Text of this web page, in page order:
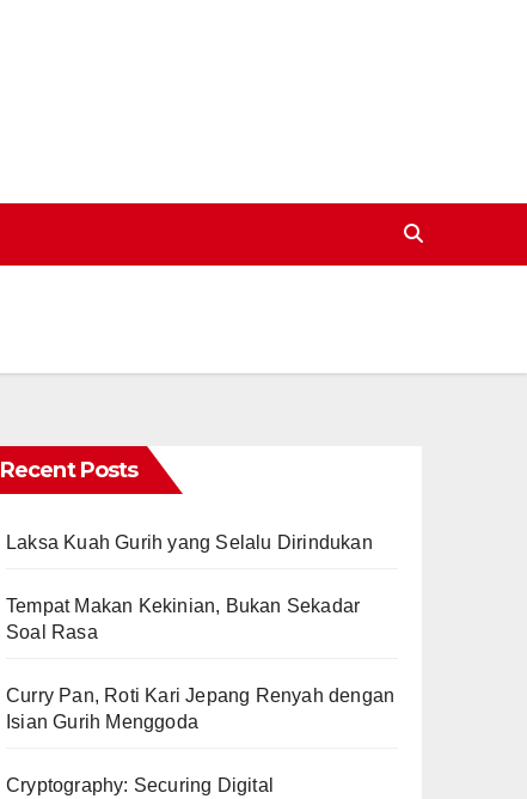
Recent Posts
Laksa Kuah Gurih yang Selalu Dirindukan
Tempat Makan Kekinian, Bukan Sekadar
Soal Rasa
Curry Pan, Roti Kari Jepang Renyah dengan
Isian Gurih Menggoda
Cryptography: Securing Digital